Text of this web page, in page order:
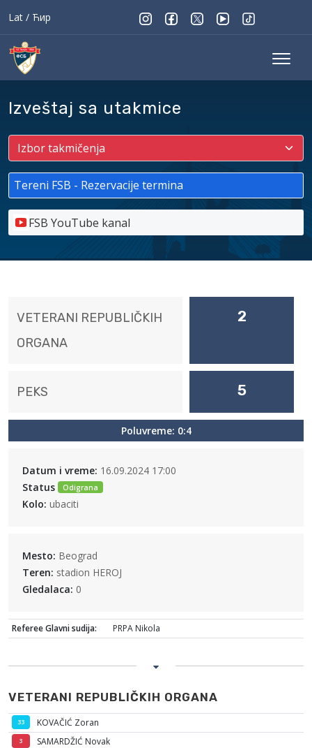
Lat / Ћир
Izveštaj sa utakmice
Tereni FSB - Rezervacije termina
FSB YouTube kanal
VETERANI REPUBLIČKIH
ORGANA
2
PEKS 5
Poluvreme: 0:4
Datum i vreme: 16.09.2024 17:00
Status
Odigrana
Kolo: ubaciti
Mesto: Beograd
Teren: stadion HEROJ
Gledalaca: 0
Referee Glavni sudija: PRPA Nikola
VETERANI REPUBLIČKIH ORGANA
33 KOVAČIĆ Zoran
3 SAMARDŽIĆ Novak